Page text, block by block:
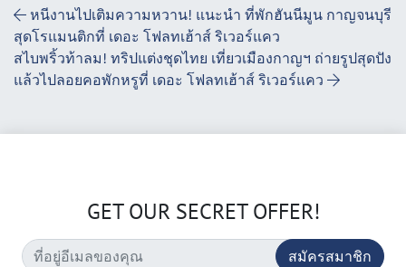
Post Navigation
หนีงานไปเติมความหวาน! แนะนำ ที่พักฮันนีมูน กาญจนบุรี
สุดโรแมนติกที่ เดอะ โฟลทเฮ้าส์ ริเวอร์แคว
สไบพริ้วท้าลม! ทริปแต่งชุดไทย เที่ยวเมืองกาญฯ ถ่ายรูปสุดปัง
แล้วไปลอยคอพักหรูที่ เดอะ โฟลทเฮ้าส์ ริเวอร์แคว
GET OUR SECRET OFFER!
สมัครสมาชิก